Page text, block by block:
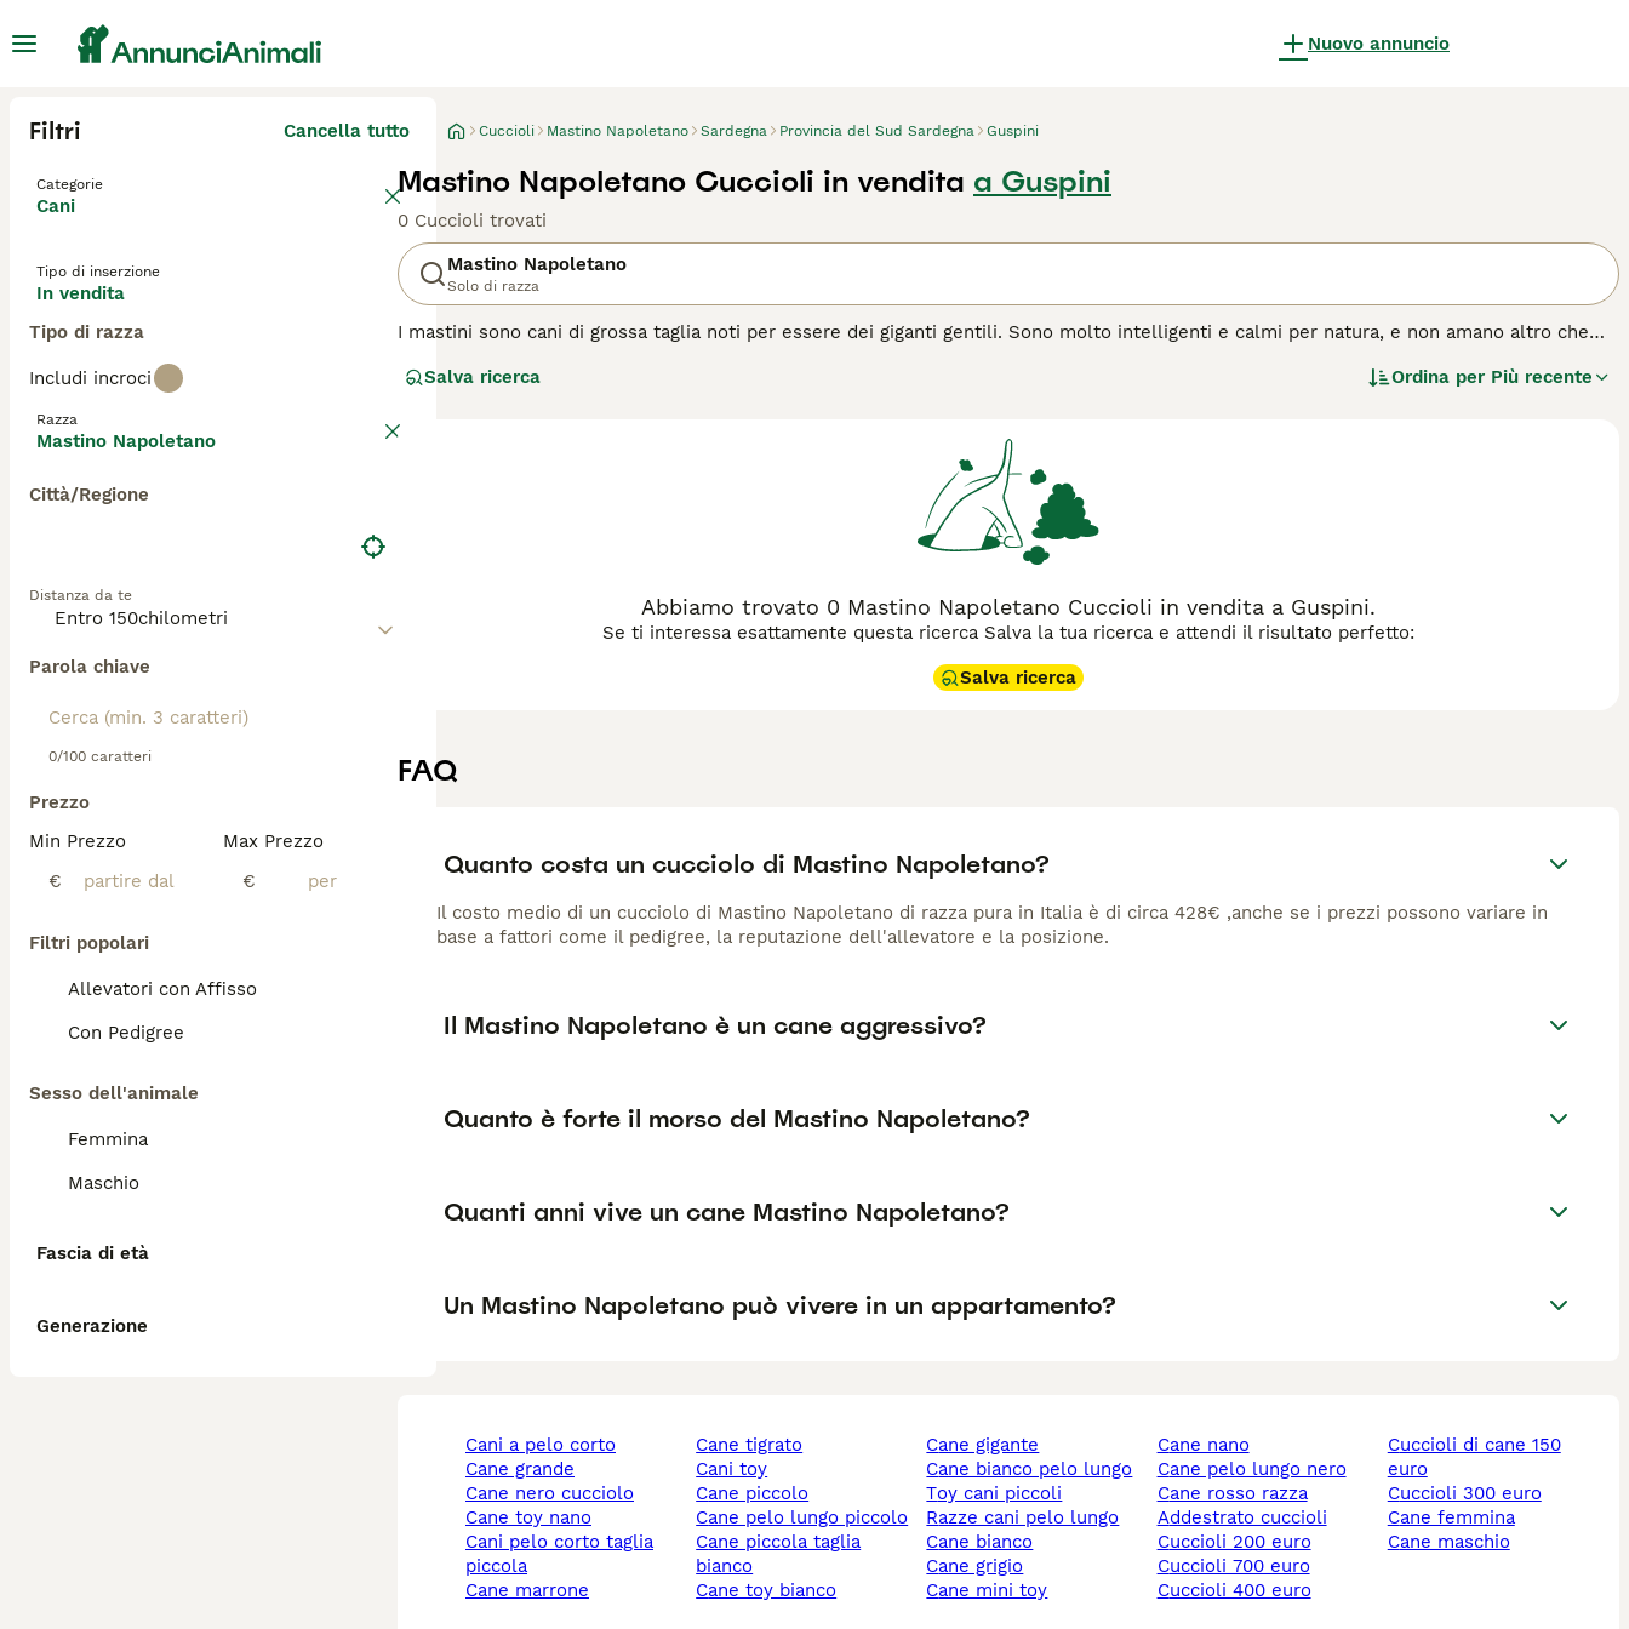
Nuovo annuncio
Filtri Cancella tutto
Categorie
Cani
Tipo di inserzione
In vendita
Tipo di razza
Includi incroci
Razza
Mastino Napoletano
Città/Regione
Distanza da te
Parola chiave
0/100 caratteri
Prezzo
Min Prezzo
€
Max Prezzo
€
Filtri popolari
Allevatori con Affisso
Con Pedigree
Sesso dell'animale
Femmina
Maschio
Fascia di età
Generazione
Cuccioli Mastino Napoletano Sardegna Provincia del Sud Sardegna Guspini
Mastino Napoletano Cuccioli in vendita a Guspini
0 Cuccioli trovati
Mastino Napoletano
Solo di razza
I mastini sono cani di grossa taglia noti per essere dei giganti gentili. Sono molto intelligenti e calmi per natura, e non amano altro che
proprietari, il che significa che vivono molto bene il contatto con l'uomo e sono più adatti alle famiglie in cui almeno un membro è
sia all'interno che all'esterno, per correre liberi.
per informazioni su questa razza di cane.
Salva ricerca Ordina per Più recente
Abbiamo trovato 0 Mastino Napoletano Cuccioli in vendita a Guspini.
Se ti interessa esattamente questa ricerca Salva la tua ricerca e attendi il risultato perfetto:
Salva ricerca
FAQ
Quanto costa un cucciolo di Mastino Napoletano?
Il costo medio di un cucciolo di Mastino Napoletano di razza pura in Italia è di circa 428€ ,anche se i prezzi possono variare in
base a fattori come il pedigree, la reputazione dell'allevatore e la posizione.
Il Mastino Napoletano è un cane aggressivo?
Quanto è forte il morso del Mastino Napoletano?
Quanti anni vive un cane Mastino Napoletano?
Un Mastino Napoletano può vivere in un appartamento?
cani a pelo corto
cane grande
cane nero cucciolo
cane toy nano
cani pelo corto taglia
piccola
cane marrone
cane tigrato
cani toy
cane piccolo
cane pelo lungo piccolo
cane piccola taglia
bianco
cane toy bianco
cane gigante
cane bianco pelo lungo
toy cani piccoli
razze cani pelo lungo
cane bianco
cane grigio
cane mini toy
cane nano
cane pelo lungo nero
cane rosso razza
addestrato cuccioli
cuccioli 200 euro
cuccioli 700 euro
cuccioli 400 euro
cuccioli di cane 150
euro
cuccioli 300 euro
cane femmina
cane maschio